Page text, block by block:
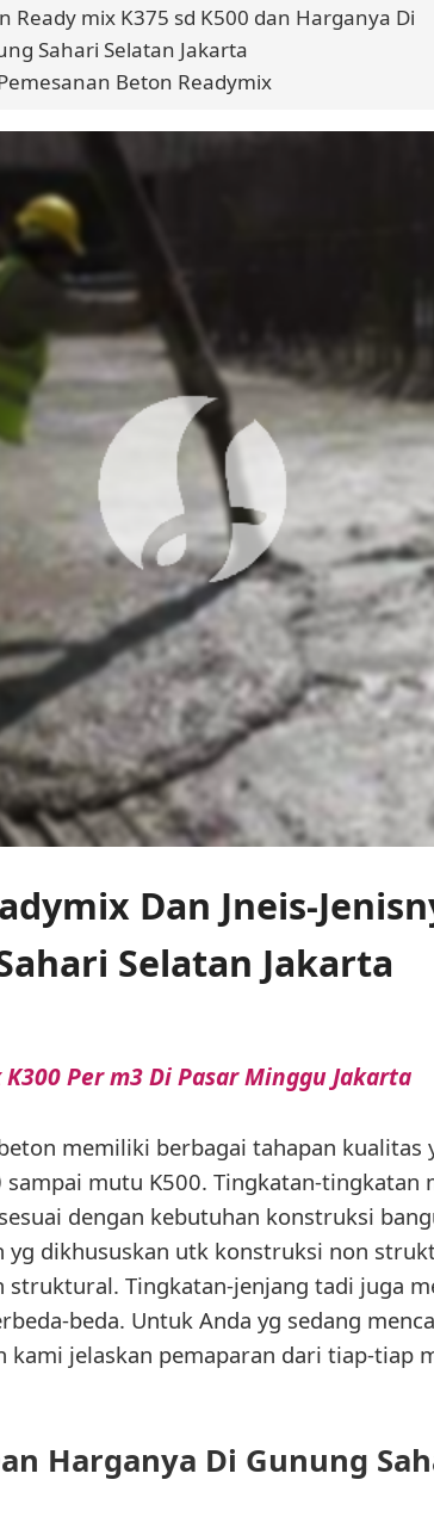
Ready mix K375 sd K500 dan Harganya Di
Sahari Selatan Jakarta
Beton Readymix
Dan Jneis-
Selatan Jakarta
Per m3 Di Pasar Minggu Jakarta
memiliki berbagai tahapan kualitas
mutu K500. Tingkatan-tingkatan
dengan kebutuhan konstruksi
dikhususkan utk konstruksi non
Tingkatan-jenjang tadi juga
beda. Untuk Anda yg sedang
kami jelaskan pemaparan dari tiap-tiap
Harganya Di Gunung